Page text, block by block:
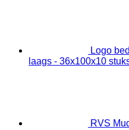
Logo
laags - 36x100x10
RVS